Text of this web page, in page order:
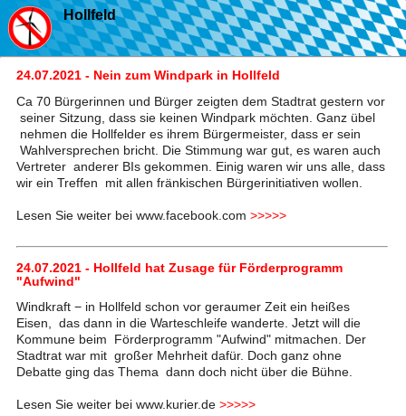
Hollfeld
24.07.2021 - Nein zum Windpark in Hollfeld
Ca 70 Bürgerinnen und Bürger zeigten dem Stadtrat gestern vor
seiner Sitzung, dass sie keinen Windpark möchten. Ganz übel
nehmen die Hollfelder es ihrem Bürgermeister, dass er sein
Wahlversprechen bricht. Die Stimmung war gut, es waren auch
Vertreter anderer BIs gekommen. Einig waren wir uns alle, dass
wir ein Treffen mit allen fränkischen Bürgerinitiativen wollen.
Lesen Sie weiter bei www.facebook.com >>>>>
24.07.2021 - Hollfeld hat Zusage für Förderprogramm
"Aufwind"
Windkraft − in Hollfeld schon vor geraumer Zeit ein heißes
Eisen, das dann in die Warteschleife wanderte. Jetzt will die
Kommune beim Förderprogramm "Aufwind" mitmachen. Der
Stadtrat war mit großer Mehrheit dafür. Doch ganz ohne
Debatte ging das Thema dann doch nicht über die Bühne.
Lesen Sie weiter bei www.kurier.de >>>>>